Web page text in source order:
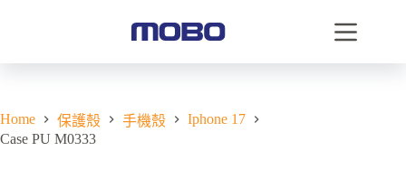
Home 保護殼 手機殼
Iphone 17
Case PU M0333